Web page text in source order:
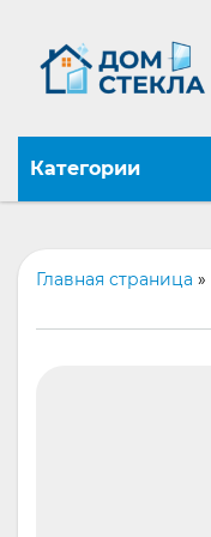
Категории
Главная страница »